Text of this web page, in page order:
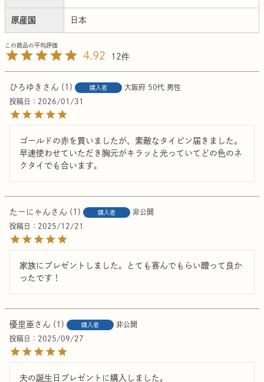
原産国 日本
4.92 12
ひろゆき 1 購入者 大阪府 50代 男性
投稿日
2026/01/31
ゴールドの赤を買いましたが、素敵なタイピン届きました。
早速使わせていただき胸元がキラッと光っていてどの色のネ
クタイでも合います。
たーにゃん 1 購入者
非公開
投稿日
2025/12/21
家族にプレゼントしました。とても喜んでもらい贈って良か
ったです！
優里亜 1 購入者
非公開
投稿日
2025/09/27
夫の誕生日プレゼントに購入しました。